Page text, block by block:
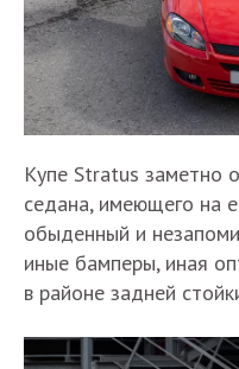
Купе Stratus заметно
седана, имеющего на
обыденный и
иные бамперы, иная
в районе задней